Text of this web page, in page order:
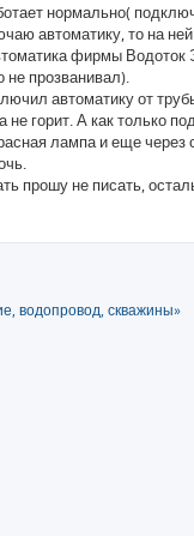
нормально(
автоматику, то на
фирмы
не прозванивал).
автоматику от
горит. А как только
лампа и еще
прошу не писать,
водопровод, скважины»